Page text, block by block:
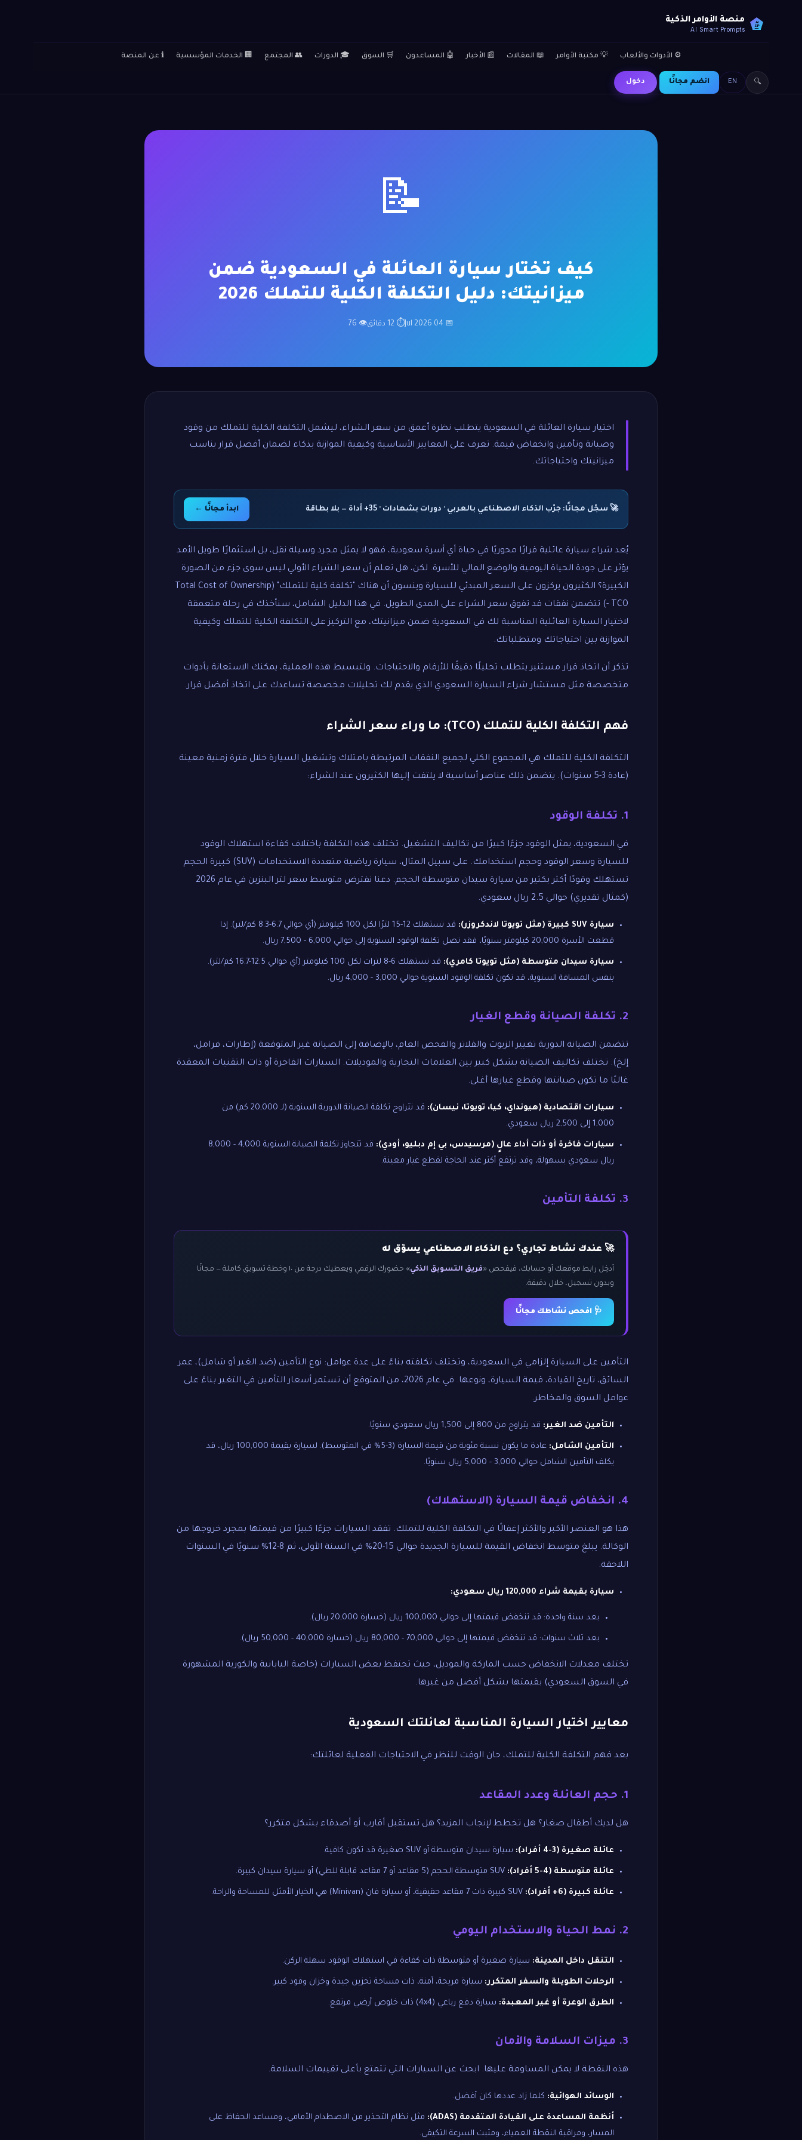
AI
SP
منصة الأوامر الذكية
AI Smart Prompts
⚙️ الأدوات والألعاب 💡 مكتبة الأوامر 📖 المقالات 📰 الأخبار 🤖 المساعدون 🛒 السوق 🎓 الدورات 👥 المجتمع 🏢 الخدمات المؤسسية ℹ️ عن المنصة
🔍
EN انضم مجانًا دخول
📝
كيف تختار سيارة العائلة في السعودية ضمن
ميزانيتك: دليل التكلفة الكلية للتملك 2026
📅 04 Jul 2026 ⏱ 12 دقائق 👁 76
اختيار سيارة العائلة في السعودية يتطلب نظرة أعمق من سعر الشراء، ليشمل التكلفة الكلية للتملك من وقود
وصيانة وتأمين وانخفاض قيمة. تعرف على المعايير الأساسية وكيفية الموازنة بذكاء لضمان أفضل قرار يناسب
ميزانيتك واحتياجاتك.
🚀 سجّل مجانًا: جرّب الذكاء الاصطناعي بالعربي · دورات بشهادات · 35+ أداة — بلا بطاقة ابدأ مجانًا ←
يُعد شراء سيارة عائلية قرارًا محوريًا في حياة أي أسرة سعودية، فهو لا يمثل مجرد وسيلة نقل، بل استثمارًا طويل الأمد
يؤثر على جودة الحياة اليومية والوضع المالي للأسرة. لكن، هل تعلم أن سعر الشراء الأولي ليس سوى جزء من الصورة
الكبيرة؟ الكثيرون يركزون على السعر المبدئي للسيارة وينسون أن هناك "تكلفة كلية للتملك" (Total Cost of Ownership
- TCO) تتضمن نفقات قد تفوق سعر الشراء على المدى الطويل. في هذا الدليل الشامل، سنأخذك في رحلة متعمقة
لاختيار السيارة العائلية المناسبة لك في السعودية ضمن ميزانيتك، مع التركيز على التكلفة الكلية للتملك وكيفية
الموازنة بين احتياجاتك ومتطلباتك.
تذكر أن اتخاذ قرار مستنير يتطلب تحليلًا دقيقًا للأرقام والاحتياجات. ولتبسيط هذه العملية، يمكنك الاستعانة بأدوات
متخصصة مثل مستشار شراء السيارة السعودي الذي يقدم لك تحليلات مخصصة تساعدك على اتخاذ أفضل قرار.
فهم التكلفة الكلية للتملك (TCO): ما وراء سعر الشراء
التكلفة الكلية للتملك هي المجموع الكلي لجميع النفقات المرتبطة بامتلاك وتشغيل السيارة خلال فترة زمنية معينة
(عادة 3-5 سنوات). يتضمن ذلك عناصر أساسية لا يلتفت إليها الكثيرون عند الشراء:
1. تكلفة الوقود
في السعودية، يمثل الوقود جزءًا كبيرًا من تكاليف التشغيل. تختلف هذه التكلفة باختلاف كفاءة استهلاك الوقود
للسيارة وسعر الوقود وحجم استخدامك. على سبيل المثال، سيارة رياضية متعددة الاستخدامات (SUV) كبيرة الحجم
تستهلك وقودًا أكثر بكثير من سيارة سيدان متوسطة الحجم. دعنا نفترض متوسط سعر لتر البنزين في عام 2026
(كمثال تقديري) حوالي 2.5 ريال سعودي.
سيارة SUV كبيرة (مثل تويوتا لاندكروزر):
قد تستهلك 12-15 لترًا لكل 100 كيلومتر (أي حوالي 6.7-8.3 كم/لتر). إذا
قطعت الأسرة 20,000 كيلومتر سنويًا، فقد تصل تكلفة الوقود السنوية إلى حوالي 6,000 - 7,500 ريال.
سيارة سيدان متوسطة (مثل تويوتا كامري):
قد تستهلك 6-8 لترات لكل 100 كيلومتر (أي حوالي 12.5-16.7 كم/لتر).
بنفس المسافة السنوية، قد تكون تكلفة الوقود السنوية حوالي 3,000 - 4,000 ريال.
2. تكلفة الصيانة وقطع الغيار
تتضمن الصيانة الدورية تغيير الزيوت والفلاتر والفحص العام، بالإضافة إلى الصيانة غير المتوقعة (إطارات، فرامل،
إلخ). تختلف تكاليف الصيانة بشكل كبير بين العلامات التجارية والموديلات. السيارات الفاخرة أو ذات التقنيات المعقدة
غالبًا ما تكون صيانتها وقطع غيارها أغلى.
سيارات اقتصادية (هيونداي، كيا، تويوتا، نيسان):
قد تتراوح تكلفة الصيانة الدورية السنوية (لـ 20,000 كم) من
1,000 إلى 2,500 ريال سعودي.
سيارات فاخرة أو ذات أداء عالٍ (مرسيدس، بي إم دبليو، أودي):
قد تتجاوز تكلفة الصيانة السنوية 4,000 - 8,000
ريال سعودي بسهولة، وقد ترتفع أكثر عند الحاجة لقطع غيار معينة.
3. تكلفة التأمين
🚀 عندك نشاط تجاري؟ دع الذكاء الاصطناعي يسوّق له
أدخِل رابط موقعك أو حسابك، فيفحص «فريق التسويق الذكي
» حضورك الرقمي ويعطيك درجة من ١٠ وخطة تسويق كاملة — مجانًا
وبدون تسجيل، خلال دقيقة.
🩺 افحص نشاطك مجانًا
التأمين على السيارة إلزامي في السعودية، وتختلف تكلفته بناءً على عدة عوامل: نوع التأمين (ضد الغير أو شامل)، عمر
السائق، تاريخ القيادة، قيمة السيارة، ونوعها. في عام 2026، من المتوقع أن تستمر أسعار التأمين في التغير بناءً على
عوامل السوق والمخاطر.
التأمين ضد الغير: قد يتراوح من 800 إلى 1,500 ريال سعودي سنويًا.
التأمين الشامل:
عادة ما يكون نسبة مئوية من قيمة السيارة (3-5% في المتوسط). لسيارة بقيمة 100,000 ريال، قد
يكلف التأمين الشامل حوالي 3,000 - 5,000 ريال سنويًا.
4. انخفاض قيمة السيارة (الاستهلاك)
هذا هو العنصر الأكبر والأكثر إغفالًا في التكلفة الكلية للتملك. تفقد السيارات جزءًا كبيرًا من قيمتها بمجرد خروجها من
الوكالة. يبلغ متوسط انخفاض القيمة للسيارة الجديدة حوالي 15-20% في السنة الأولى، ثم 8-12% سنويًا في السنوات
اللاحقة.
سيارة بقيمة شراء 120,000 ريال سعودي:
بعد سنة واحدة: قد تنخفض قيمتها إلى حوالي 100,000 ريال (خسارة 20,000 ريال).
بعد ثلاث سنوات: قد تنخفض قيمتها إلى حوالي 70,000 - 80,000 ريال (خسارة 40,000 - 50,000 ريال).
تختلف معدلات الانخفاض حسب الماركة والموديل، حيث تحتفظ بعض السيارات (خاصة اليابانية والكورية المشهورة
في السوق السعودي) بقيمتها بشكل أفضل من غيرها.
معايير اختيار السيارة المناسبة لعائلتك السعودية
بعد فهم التكلفة الكلية للتملك، حان الوقت للنظر في الاحتياجات الفعلية لعائلتك:
1. حجم العائلة وعدد المقاعد
هل لديك أطفال صغار؟ هل تخطط لإنجاب المزيد؟ هل تستقبل أقارب أو أصدقاء بشكل متكرر؟
عائلة صغيرة (3-4 أفراد): سيارة سيدان متوسطة أو SUV صغيرة قد تكون كافية.
عائلة متوسطة (4-5 أفراد):
عائلة كبيرة (6+ أفراد):
2. نمط الحياة والاستخدام اليومي
التنقل داخل المدينة: سيارة صغيرة أو متوسطة ذات كفاءة في استهلاك الوقود سهلة الركن.
الرحلات الطويلة والسفر المتكرر: سيارة مريحة، آمنة، ذات مساحة تخزين جيدة وخزان وقود كبير.
الطرق الوعرة أو غير المعبدة: سيارة دفع رباعي (4x4) ذات خلوص أرضي مرتفع.
3. ميزات السلامة والأمان
هذه النقطة لا يمكن المساومة عليها. ابحث عن السيارات التي تتمتع بأعلى تقييمات السلامة.
الوسائد الهوائية: كلما زاد عددها كان أفضل.
أنظمة المساعدة على القيادة المتقدمة (ADAS):
مثل نظام التحذير من الاصطدام الأمامي، ومساعد الحفاظ على
المسار، ومراقبة النقطة العمياء، ومثبت السرعة التكيفي.